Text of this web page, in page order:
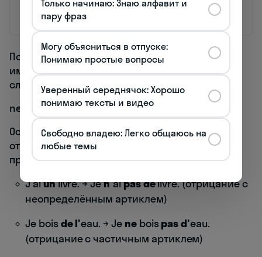
ne...jamais
Elle ne
Она никогда ничего
не понимает.
Порядок слов в множественном отрицании
имеет значение. Обычно соблюдается
следующий порядок:
ne + глагол + plus + jamais/rien/personne/aucun
Особый случай представляет взаимодействие
отрицания с неопределёнными артиклями и
предлогами:
J'aiunlivre. → Jen'aipas delivre. (отрицание с
неопределённым артиклем)
Je boisde l'eau. → Je neboispas d'eau.
(отрицание с частичным артиклем)
Только начинаю: Знаю алфавит и
пару фраз
Могу объясниться в отпуске:
Понимаю простые вопросы
Уверенный середнячок: Хорошо
понимаю тексты и видео
Свободно владею: Легко общаюсь на
любые темы